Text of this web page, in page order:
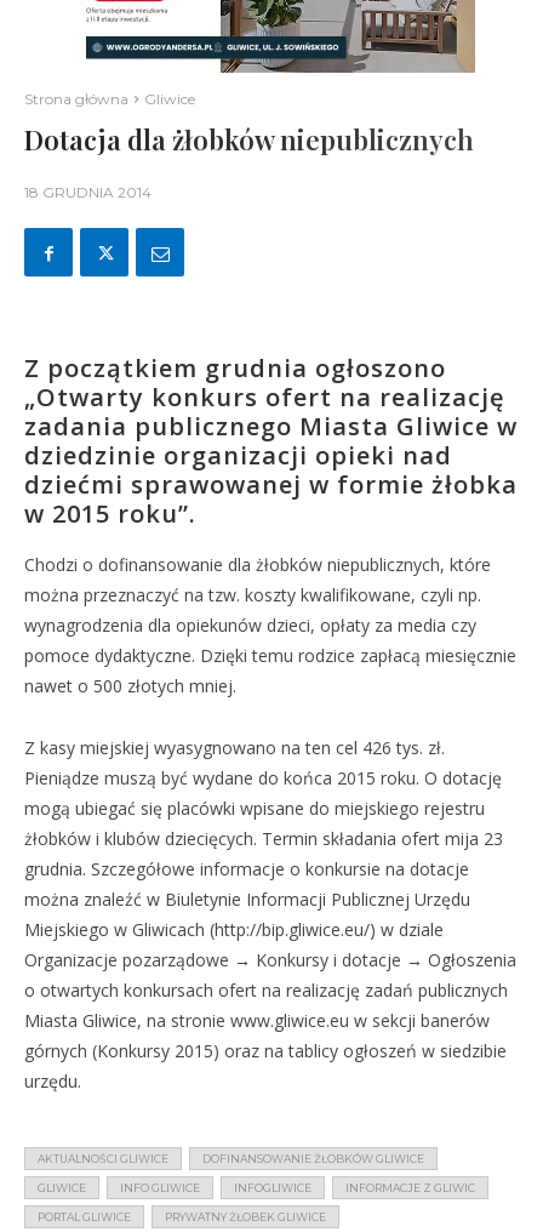
Strona główna Gliwice
Dotacja dla żłobków niepublicznych
18 GRUDNIA 2014
Z początkiem grudnia ogłoszono
„Otwarty konkurs ofert na realizację
zadania publicznego Miasta Gliwice w
dziedzinie organizacji opieki nad
dziećmi sprawowanej w formie żłobka
w 2015 roku”.
Chodzi o dofinansowanie dla żłobków niepublicznych, które
można przeznaczyć na tzw. koszty kwalifikowane, czyli np.
wynagrodzenia dla opiekunów dzieci, opłaty za media czy
pomoce dydaktyczne. Dzięki temu rodzice zapłacą miesięcznie
nawet o 500 złotych mniej.
Z kasy miejskiej wyasygnowano na ten cel 426 tys. zł.
Pieniądze muszą być wydane do końca 2015 roku. O dotację
mogą ubiegać się placówki wpisane do miejskiego rejestru
żłobków i klubów dziecięcych. Termin składania ofert mija 23
grudnia. Szczegółowe informacje o konkursie na dotacje
można znaleźć w Biuletynie Informacji Publicznej Urzędu
Miejskiego w Gliwicach (http://bip.gliwice.eu/) w dziale
Organizacje pozarządowe → Konkursy i dotacje → Ogłoszenia
o otwartych konkursach ofert na realizację zadań publicznych
Miasta Gliwice, na stronie www.gliwice.eu w sekcji banerów
górnych (Konkursy 2015) oraz na tablicy ogłoszeń w siedzibie
urzędu.
AKTUALNOŚCI GLIWICE DOFINANSOWANIE ŻŁOBKÓW GLIWICE
GLIWICE INFO GLIWICE INFOGLIWICE INFORMACJE Z GLIWIC
PORTAL GLIWICE PRYWATNY ŻŁOBEK GLIWICE